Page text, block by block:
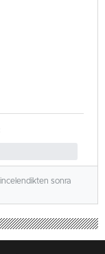
incelendikten sonra